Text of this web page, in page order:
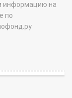
информацию на
по